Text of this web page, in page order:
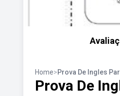
Home>Prova De Ingles
Prova De